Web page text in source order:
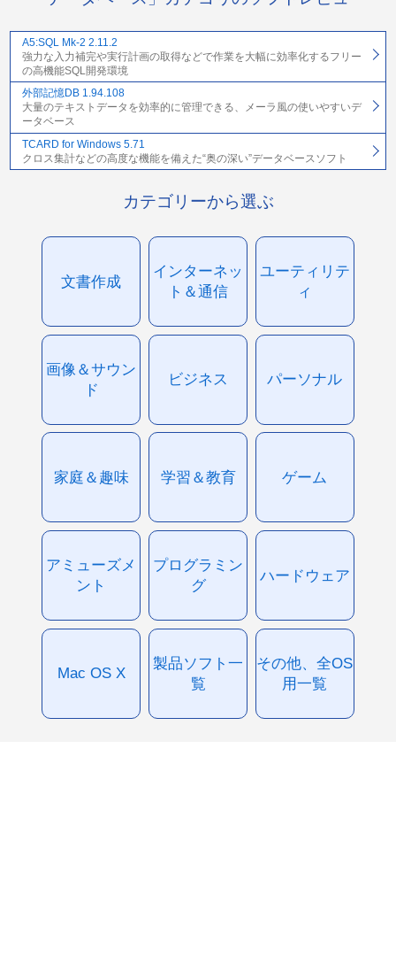
A5:SQL Mk-2 2.11.2
強力な入力補完や実行計画の取得などで作業を大幅に効率化するフリー
の高機能SQL開発環境
外部記憶DB 1.94.108
大量のテキストデータを効率的に管理できる、メーラ風の使いやすいデ
ータベース
TCARD for Windows 5.71
クロス集計などの高度な機能を備えた“奥の深い”データベースソフト
カテゴリーから選ぶ
文書作成
インターネッ
ト＆通信
ユーティリテ
ィ
画像＆サウン
ド
ビジネス パーソナル
家庭＆趣味 学習＆教育 ゲーム
アミューズメ
ント
プログラミン
グ
ハードウェア
Mac OS X
製品ソフト一
覧
その他、全OS
用一覧